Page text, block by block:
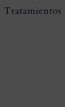
Tratamientos